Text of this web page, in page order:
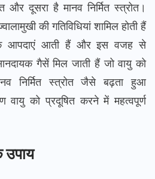
दूसरा है मानव निर्मित स्त्रोत।
की गतिविधियां शामिल होती हैं
आपदाएं आती हैं और इस वजह से
गैसें मिल जाती हैं जो वायु को
निर्मित स्त्रोत जैसे बढ़ता हुआ
वायु को प्रदूषित करने में महत्वपूर्ण
उपाय